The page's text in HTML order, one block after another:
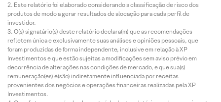
Este relatório foi elaborado considerando a classificação de risco dos
produtos de modo a gerar resultados de alocação para cada perfil de
investidor.
O(s) signatário(s) deste relatório declara(m) que as recomendações
refletem única e exclusivamente suas análises e opiniões pessoais, que
foram produzidas de forma independente, inclusive em relação à XP
Investimentos e que estão sujeitas a modificações sem aviso prévio em
decorrência de alterações nas condições de mercado, e que sua(s)
remuneração(es) é(são) indiretamente influenciada por receitas
provenientes dos negócios e operações financeiras realizadas pela XP
Investimentos.